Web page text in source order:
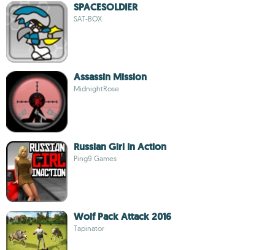
SPACESOLDIER
SAT-BOX
Assassin Mission
MidnightRose
Russian Girl In Action
Ping9 Games
Wolf Pack Attack 2016
Tapinator